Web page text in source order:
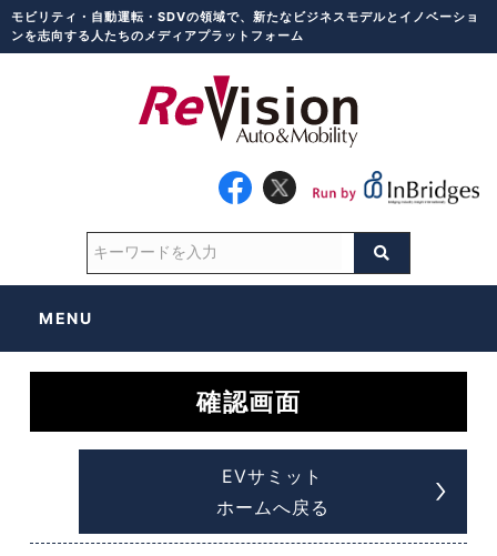
モビリティ・自動運転・SDVの領域で、新たなビジネスモデルとイノベーショ
ンを志向する人たちのメディアプラットフォーム
MENU
確認画面
EVサミット
ホームへ戻る